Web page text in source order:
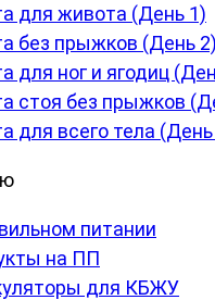
для живота (День 1)
без прыжков (День 2)
для ног и ягодиц
стоя без прыжков
для всего тела
питании
на ПП
для КБЖУ